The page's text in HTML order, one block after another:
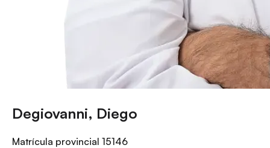
Degiovanni, Diego
Matrícula provincial 15146